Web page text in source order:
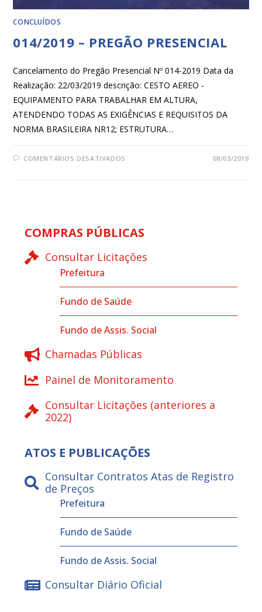
CONCLUÍDOS
014/2019 – PREGÃO PRESENCIAL
Cancelamento do Pregão Presencial Nº 014-2019 Data da
Realização: 22/03/2019 descrição: CESTO AEREO -
EQUIPAMENTO PARA TRABALHAR EM ALTURA,
ATENDENDO TODAS AS EXIGÊNCIAS E REQUISITOS DA
NORMA BRASILEIRA NR12; ESTRUTURA…
COMENTÁRIOS DESATIVADOS 08/03/2019
COMPRAS PÚBLICAS
Consultar Licitações
Prefeitura
Fundo de Saúde
Fundo de Assis. Social
Chamadas Públicas
Painel de Monitoramento
Consultar Licitações (anteriores a
2022)
ATOS E PUBLICAÇÕES
Consultar Contratos Atas de Registro
de Preços
Prefeitura
Fundo de Saúde
Fundo de Assis. Social
Consultar Diário Oficial